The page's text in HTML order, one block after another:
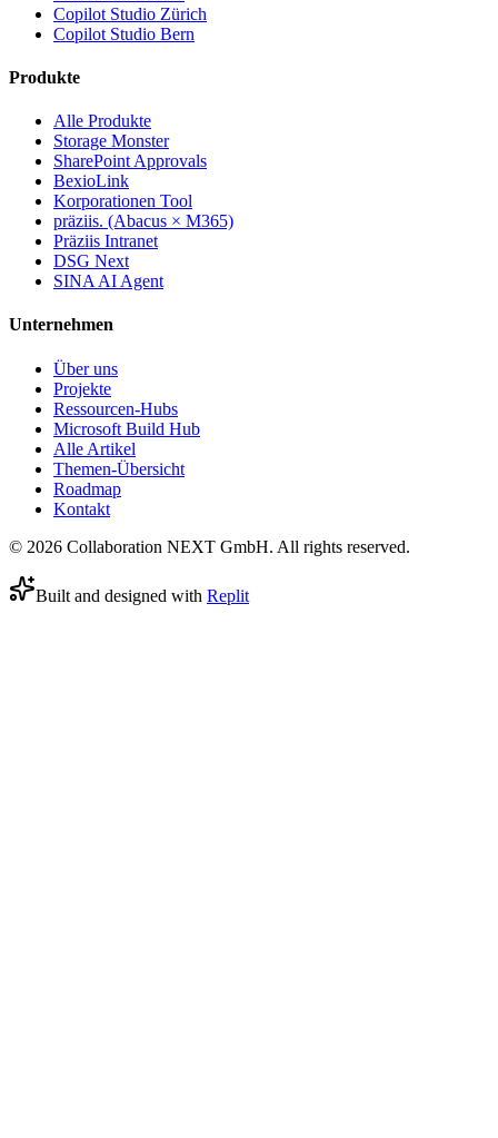
Copilot Studio Zürich
Copilot Studio Bern
Produkte
Alle Produkte
Storage Monster
SharePoint Approvals
BexioLink
Korporationen Tool
präziis. (Abacus × M365)
Präziis Intranet
DSG Next
SINA AI Agent
Unternehmen
Über uns
Projekte
Ressourcen-Hubs
Microsoft Build Hub
Alle Artikel
Themen-Übersicht
Roadmap
Kontakt
© 2026 Collaboration NEXT GmbH. All rights reserved.
Built and designed with Replit